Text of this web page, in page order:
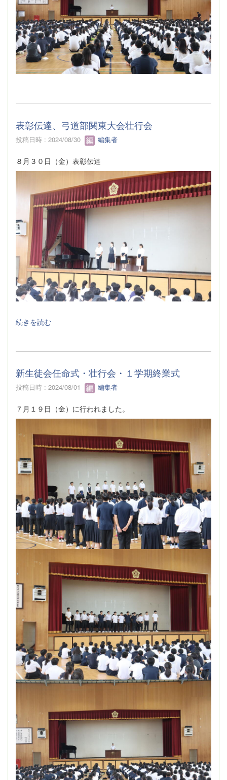
表彰伝達、弓道部関東大会壮行会
投稿日時 : 2024/08/30 編集者
８月３０日（金）表彰伝達
続きを読む
新生徒会任命式・壮行会・１学期終業式
投稿日時 : 2024/08/01 編集者
７月１９日（金）に行われました。